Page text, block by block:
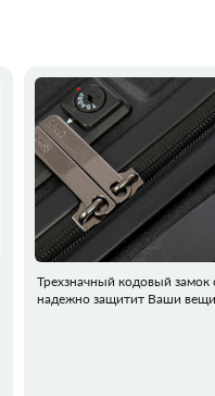
Трехзначный кодовый замок
надежно защитит Ваши